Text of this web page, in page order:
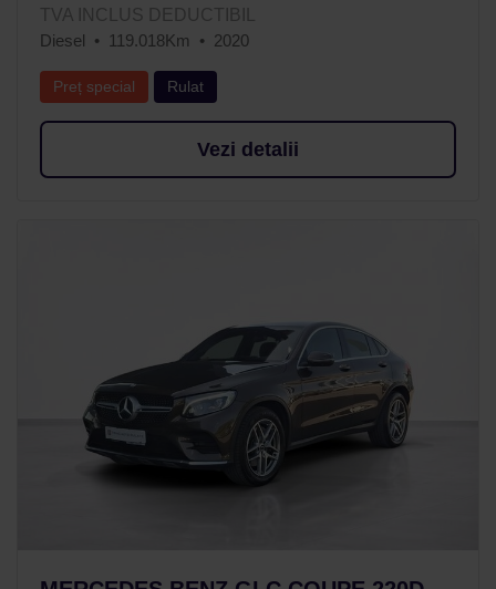
TVA INCLUS DEDUCTIBIL
Diesel
119.018Km 2020
Preț special Rulat
Vezi detalii